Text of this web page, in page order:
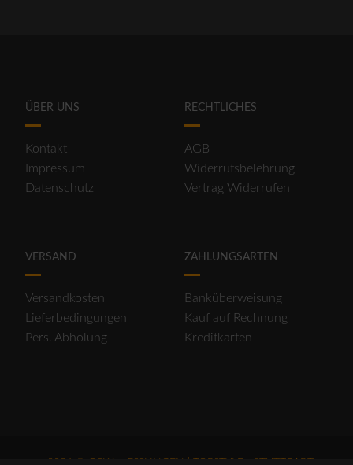
ÜBER UNS
Kontakt
Impressum
Datenschutz
RECHTLICHES
AGB
Widerrufsbelehrung
Vertrag Widerrufen
VERSAND
Versandkosten
Lieferbedingungen
Pers. Abholung
ZAHLUNGSARTEN
Banküberweisung
Kauf auf Rechnung
Kreditkarten